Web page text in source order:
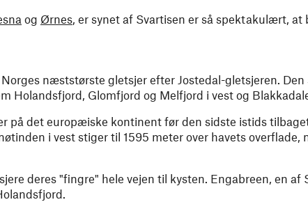
og Ørnes, er synet af Svartisen er så spektakulært, at
næststørste gletsjer efter Jostedal-gletsjeren.
Holandsfjord, Glomfjord og Melfjord i vest og
på det europæiske kontinent før den sidste istids
i vest stiger til 1595 meter over havets overflade,
deres "fingre" hele vejen til kysten. Engabreen, en af